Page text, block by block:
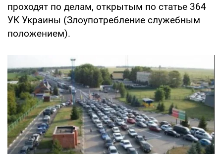
проходят по делам, открытым по статье 364
УК Украины (Злоупотребление служебным
положением).